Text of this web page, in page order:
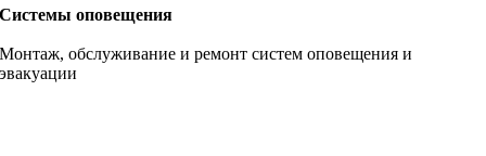
Системы оповещения
Монтаж, обслуживание и ремонт систем оповещения и
эвакуации